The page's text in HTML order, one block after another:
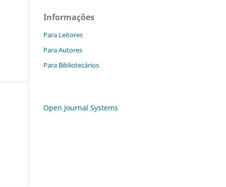
Informações
Para Leitores
Para Autores
Para Bibliotecários
Open Journal Systems